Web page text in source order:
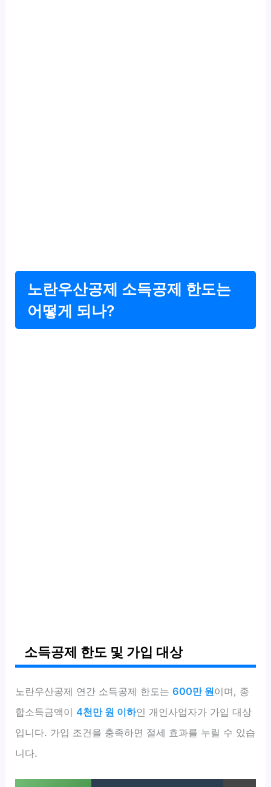
노란우산공제 소득공제 한도는
어떻게 되나?
소득공제 한도 및 가입 대상
노란우산공제 연간 소득공제 한도는600만 원이며, 종
합소득금액이4천만 원 이하인 개인사업자가 가입 대상
입니다. 가입 조건을 충족하면 절세 효과를 누릴 수 있습
니다.